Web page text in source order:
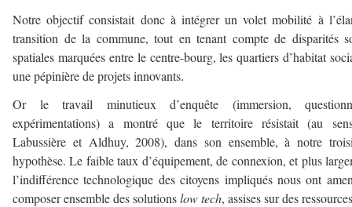
Notre objectif consistait donc à intégrer un volet mobilité à
transition de la commune, tout en tenant compte de disparités
spatiales marquées entre le centre-bourg, les quartiers d’habitat
une pépinière de projets innovants.
Or le travail minutieux d’enquête (immersion,
expérimentations) a montré que le territoire résistait (au
Labussière et Aldhuy, 2008), dans son ensemble, à notre
hypothèse. Le faible taux d’équipement, de connexion, et plus
l’indifférence technologique des citoyens impliqués nous ont
composer ensemble des solutionslow tech, assises sur des